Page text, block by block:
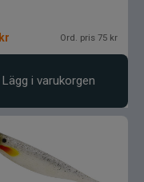
kr Ord. pris 75 kr
Lägg i varukorgen